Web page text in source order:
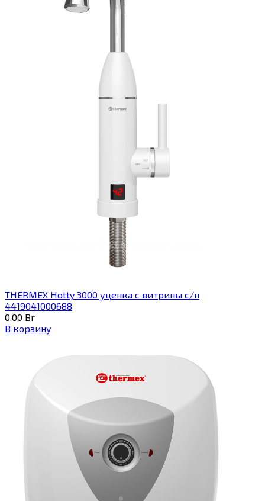
THERMEX Hotty 3000 уценка с витрины с/н
4419041000688
0,00 Br
В корзину